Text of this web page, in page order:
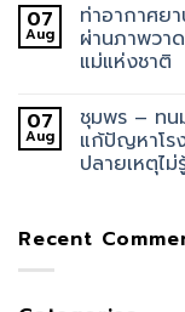
07
Aug
ท่าอากาศย
ผ่านภาพวา
แม่แห่งชาติ
07
Aug
ชุมพร – ทน
แก้ปัญหาโร
ปลายเหตุไม่
Recent